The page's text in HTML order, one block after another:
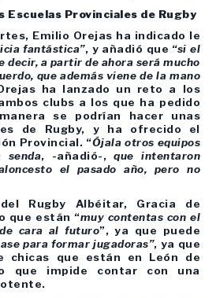
Escuelas Provinciales de Rugby
Emilio Orejas ha indicado le
fantástica”, y añadió que “si el
decir, a partir de ahora será mucho
que además viene de la mano
ha lanzado un reto a los
clubs a los que ha pedido
se podrían hacer unas
de Rugby, y ha ofrecido el
Provincial. “Ójala otros equipos
senda, -añadió-,que intentaron
el pasado año, pero no
Rugby Albéitar, Gracia de
que están “muy contentas con el
cara al futuro”, ya que puede
para formar jugadoras”, ya que
chicas que están en León de
que impide contar con una